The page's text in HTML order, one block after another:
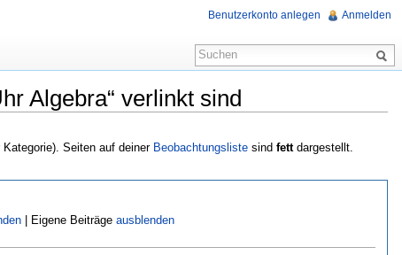
Algebra“ verlinkt sind
Seiten auf deiner Beobachtungsliste sind fettdargestellt.
| Eigene Beiträge ausblenden
Benutzerkonto anlegen Anmelden